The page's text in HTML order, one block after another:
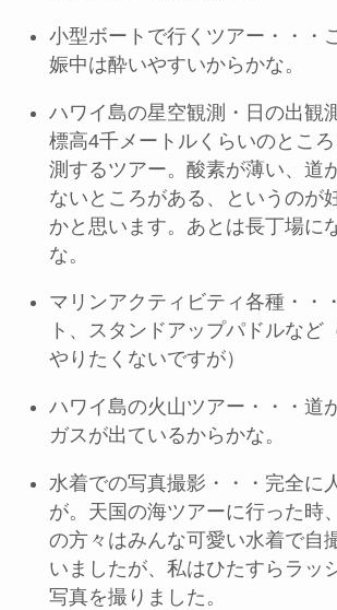
小型ボートで行くツアー・・・
娠中は酔いやすいからかな。
ハワイ島の星空観測・日の出観
標高4千メートルくらいのとこ
測するツアー。酸素が薄い、道
ないところがある、というのが
かと思います。あとは長丁場に
な。
マリンアクティビティ各種・・
ト、スタンドアップパドルなど
やりたくないですが）
ハワイ島の火山ツアー・・・道
ガスが出ているからかな。
水着での写真撮影・・・完全に
が。天国の海ツアーに行った時
の方々はみんな可愛い水着で自
いましたが、私はひたすらラッ
写真を撮りました。